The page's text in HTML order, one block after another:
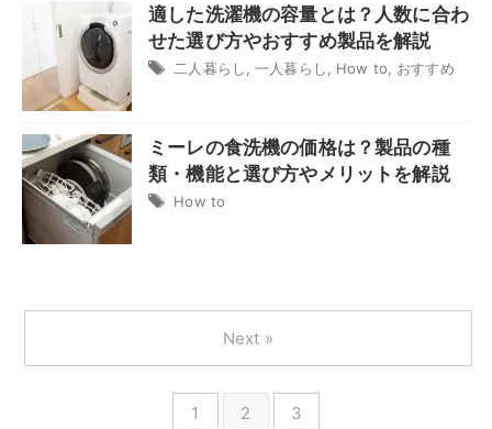
適した洗濯機の容量とは？人数に合わ
せた選び方やおすすめ製品を解説
二人暮らし ,一人暮らし How to おすすめ
ミーレの食洗機の価格は？製品の種
類・機能と選び方やメリットを解説
How to
1 2 3
Next »